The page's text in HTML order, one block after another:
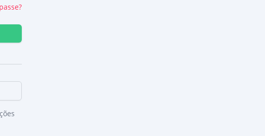
de Sessão com o Facebook